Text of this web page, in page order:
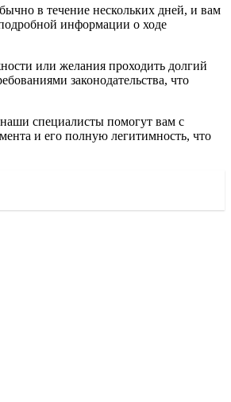
в течение нескольких дней, и вам
информации о ходе
или желания проходить долгий
законодательства, что
специалисты помогут вам с
и его полную легитимность, что